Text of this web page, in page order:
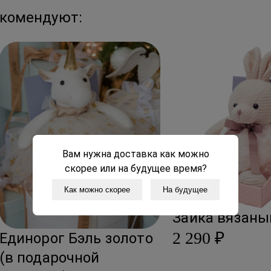
Бэль золото
подарочной
Зайка
2 290 ₽
Вам нужна доставка как можно
скорее или на будущее время?
Как можно скорее На будущее